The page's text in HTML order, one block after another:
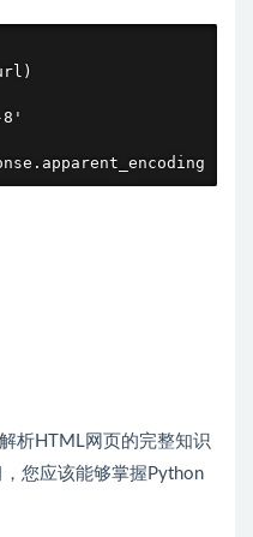
8'
析HTML网页的完整知识
您应该能够掌握Python